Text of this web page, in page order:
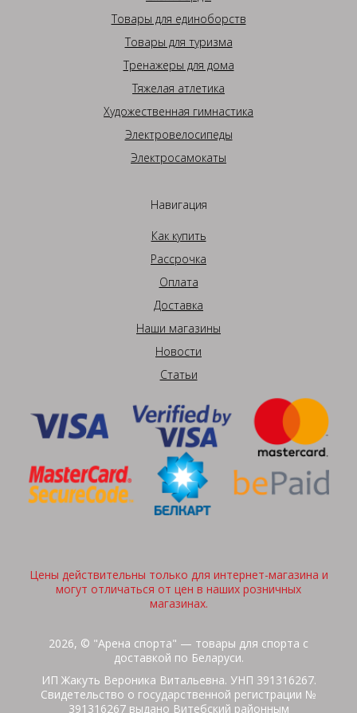
Товары для единоборств
Товары для туризма
Тренажеры для дома
Тяжелая атлетика
Художественная гимнастика
Электровелосипеды
Электросамокаты
Навигация
Как купить
Рассрочка
Оплата
Доставка
Наши магазины
Новости
Статьи
Цены действительны только для интернет-магазина и
могут отличаться от цен в наших розничных
магазинах.
2026, © "Арена спорта" — товары для спорта с
доставкой по Беларуси.
ИП Жакуть Вероника Витальевна. УНП 391316267.
Свидетельство о государственной регистрации №
391316267 выдано Витебский районным